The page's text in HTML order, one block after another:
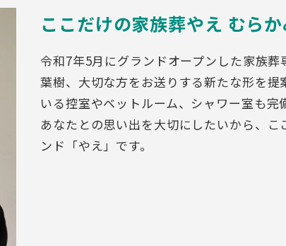
ここだけの家族葬やえ むら
令和7年5月にグランドオープンした家族
葉樹、大切な方をお送りする新たな形を
いる控室やベットルーム、シャワー室も完
あなたとの思い出を大切にしたいから、
ンド「やえ」です。